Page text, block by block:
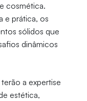
cosmética.
e prática, os
sólidos que
dinâmicos
a expertise
estética,